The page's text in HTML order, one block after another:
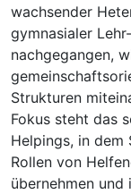
wachsender
gymnasialer
nachgegangen,
Strukturen
Fokus steht das
Helpings, in
Rollen von
übernehmen